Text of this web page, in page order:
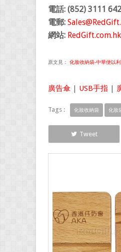
電話: (852) 3111
電郵:
網站: RedGift.com.hk
原文見： 化妝收納袋-中華便以
廣告傘 | USB手指 |
Tags : 化妝收納袋 化妝
Tweet